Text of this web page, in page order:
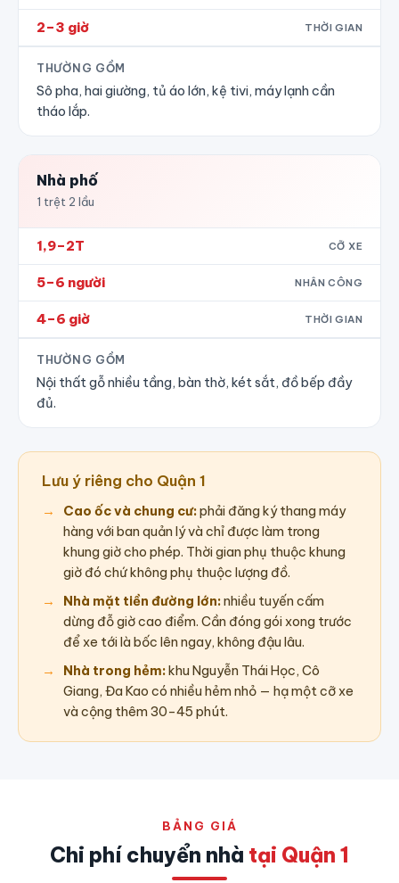
2–3 giờ THỜI GIAN
THƯỜNG GỒM
Sô pha, hai giường, tủ áo lớn, kệ tivi, máy lạnh cần
tháo lắp.
Nhà phố
1 trệt 2 lầu
1,9–2T CỠ XE
5–6 người NHÂN CÔNG
4–6 giờ THỜI GIAN
THƯỜNG GỒM
Nội thất gỗ nhiều tầng, bàn thờ, két sắt, đồ bếp đầy
đủ.
Lưu ý riêng cho Quận 1
Cao ốc và chung cư:phải đăng ký thang máy
hàng với ban quản lý và chỉ được làm trong
khung giờ cho phép. Thời gian phụ thuộc khung
giờ đó chứ không phụ thuộc lượng đồ.
Nhà mặt tiền đường lớn:nhiều tuyến cấm
dừng đỗ giờ cao điểm. Cần đóng gói xong trước
để xe tới là bốc lên ngay, không đậu lâu.
Nhà trong hẻm:khu Nguyễn Thái Học, Cô
Giang, Đa Kao có nhiều hẻm nhỏ — hạ một cỡ xe
và cộng thêm 30–45 phút.
BẢNG GIÁ
Chi phí chuyển nhà tại Quận 1